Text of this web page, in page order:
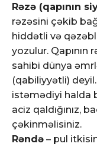
Rəzə (qapının
rəzəsini çəkib
hiddətli və
yozulur. Qapının
sahibi dünya
(qabiliyyətli) deyil.
istəmədiyi halda
aciz qaldığınız,
çəkinməlisiniz.
Rəndə – pul